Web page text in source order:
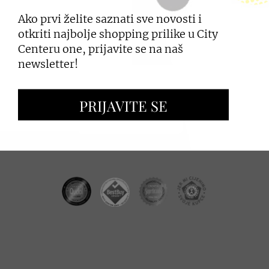
PRIJAVI SE
ZAKUP PROSTORA
OGLAŠAVANJE I PROMOCIJE
Ako prvi želite saznati sve novosti i
otkriti najbolje shopping prilike u City
Centeru one, prijavite se na naš
newsletter!
PRIJAVITE SE